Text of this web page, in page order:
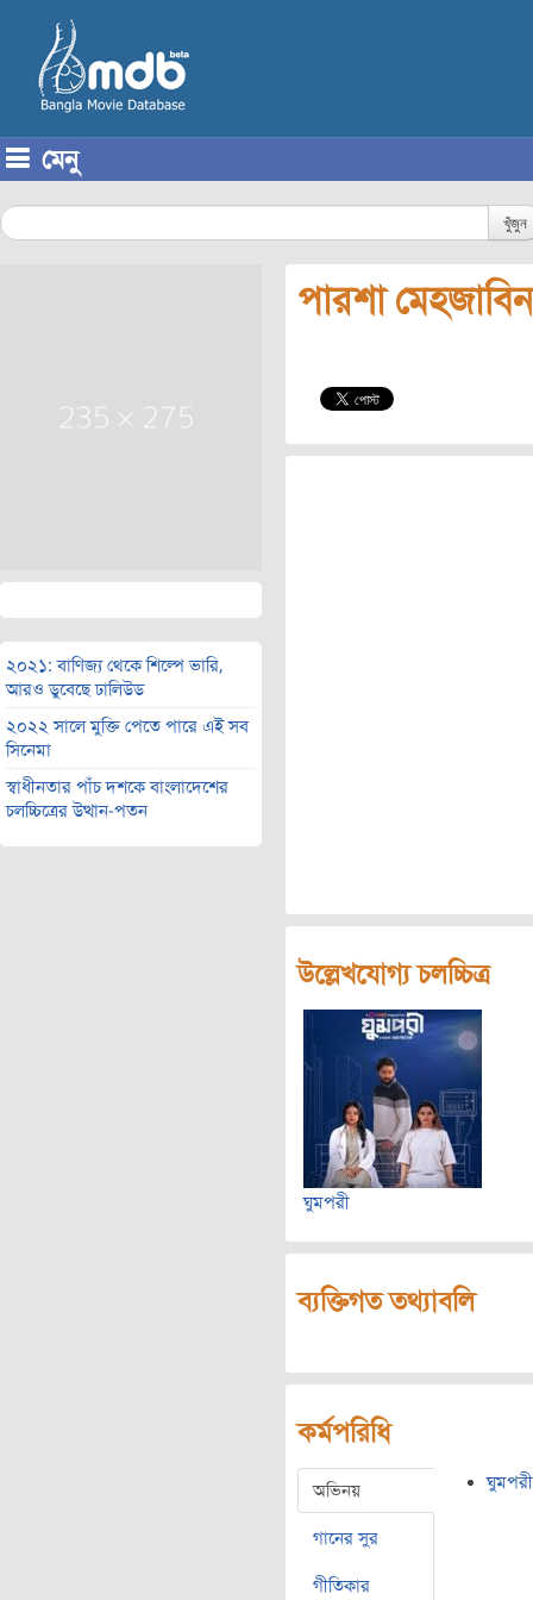
মেনু
খুঁজুন
২০২১: বাণিজ্য থেকে শিল্পে ভারি,
আরও ডুবেছে ঢালিউড
২০২২ সালে মুক্তি পেতে পারে এই সব
সিনেমা
স্বাধীনতার পাঁচ দশকে বাংলাদেশের
চলচ্চিত্রের উত্থান-পতন
পারশা মেহজাবিন
উল্লেখযোগ্য চলচ্চিত্র
ঘুমপরী
ব্যক্তিগত তথ্যাবলি
কর্মপরিধি
অভিনয়
গানের সুর
গীতিকার
ঘুমপরী